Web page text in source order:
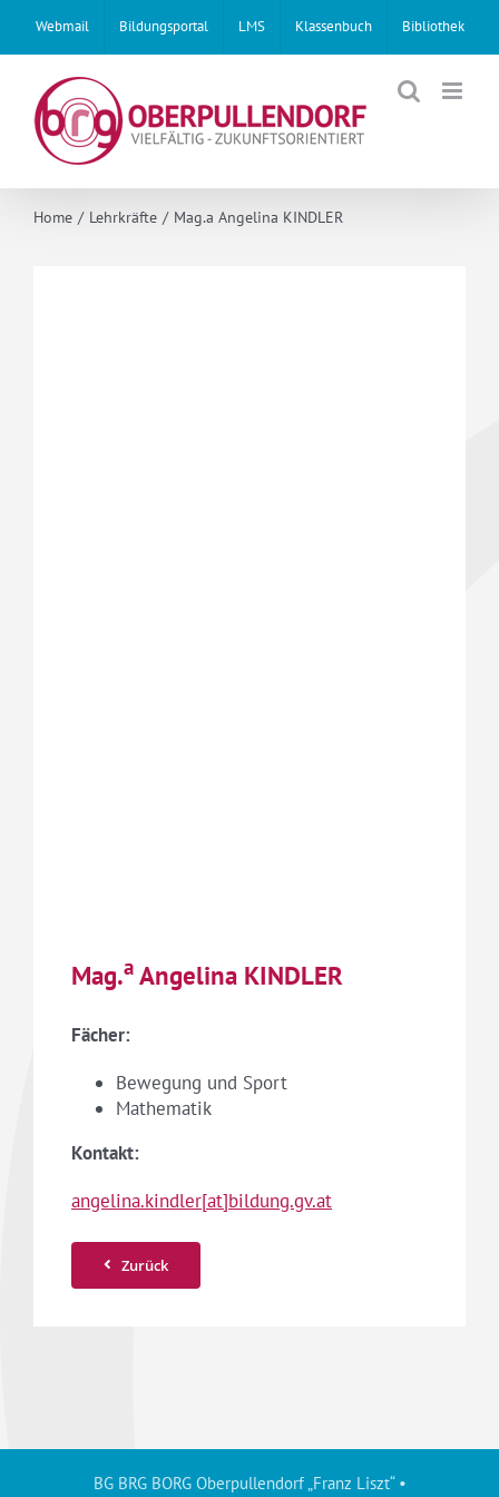
content
Webmail Bildungsportal LMS Klassenbuch Bibliothek
Home Lehrkräfte Mag.a Angelina KINDLER
Mag.aAngelina KINDLER
Fächer:
Bewegung und Sport
Mathematik
Kontakt:
angelina.kindler[at]bildung.gv.at
Zurück
BG BRG BORG Oberpullendorf „Franz Liszt“ •